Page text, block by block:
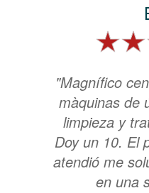
"Magnífico
màquinas de
limpieza y
Doy un 10. El
atendió me
en una